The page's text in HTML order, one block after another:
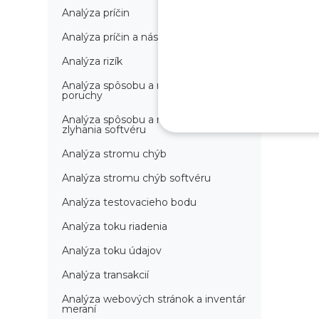
Analýza príčin
Analýza príčin a následkov
Analýza rizík
Analýza spôsobu a následkov
poruchy
Analýza spôsobu a následkov
zlyhania softvéru
Analýza stromu chýb
Analýza stromu chýb softvéru
Analýza testovacieho bodu
Analýza toku riadenia
Analýza toku údajov
Analýza transakcií
Analýza webových stránok a inventár
meraní